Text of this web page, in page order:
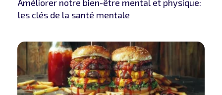
Améliorer notre bien-être mental et physique:
les clés de la santé mentale